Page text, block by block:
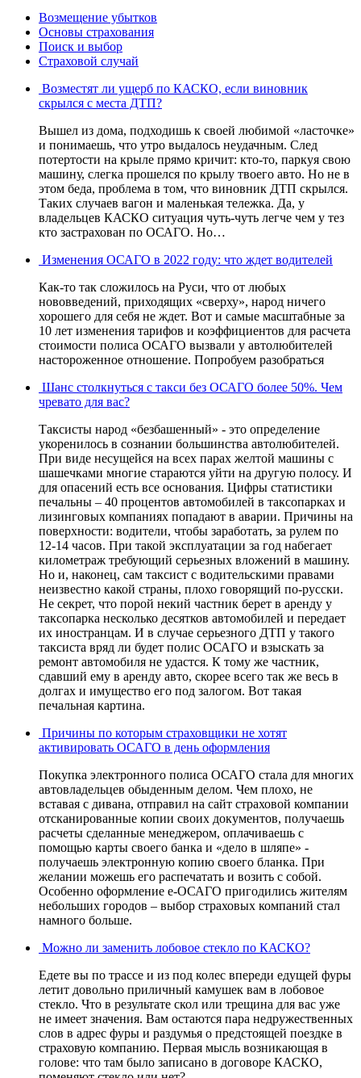
Возмещение убытков
Основы страхования
Поиск и выбор
Страховой случай
Возместят ли ущерб по КАСКО, если виновник
скрылся с места ДТП?
Вышел из дома, подходишь к своей любимой «ласточке»
и понимаешь, что утро выдалось неудачным. След
потертости на крыле прямо кричит: кто-то, паркуя свою
машину, слегка прошелся по крылу твоего авто. Но не в
этом беда, проблема в том, что виновник ДТП скрылся.
Таких случаев вагон и маленькая тележка. Да, у
владельцев КАСКО ситуация чуть-чуть легче чем у тез
кто застрахован по ОСАГО. Но…
Изменения ОСАГО в 2022 году: что ждет водителей
Как-то так сложилось на Руси, что от любых
нововведений, приходящих «сверху», народ ничего
хорошего для себя не ждет. Вот и самые масштабные за
10 лет изменения тарифов и коэффициентов для расчета
стоимости полиса ОСАГО вызвали у автолюбителей
настороженное отношение. Попробуем разобраться
Шанс столкнуться с такси без ОСАГО более 50%. Чем
чревато для вас?
Таксисты народ «безбашенный» - это определение
укоренилось в сознании большинства автолюбителей.
При виде несущейся на всех парах желтой машины с
шашечками многие стараются уйти на другую полосу. И
для опасений есть все основания. Цифры статистики
печальны – 40 процентов автомобилей в таксопарках и
лизинговых компаниях попадают в аварии. Причины на
поверхности: водители, чтобы заработать, за рулем по
12-14 часов. При такой эксплуатации за год набегает
километраж требующий серьезных вложений в машину.
Но и, наконец, сам таксист с водительскими правами
неизвестно какой страны, плохо говорящий по-русски.
Не секрет, что порой некий частник берет в аренду у
таксопарка несколько десятков автомобилей и передает
их иностранцам. И в случае серьезного ДТП у такого
таксиста вряд ли будет полис ОСАГО и взыскать за
ремонт автомобиля не удастся. К тому же частник,
сдавший ему в аренду авто, скорее всего так же весь в
долгах и имущество его под залогом. Вот такая
печальная картина.
Причины по которым страховщики не хотят
активировать ОСАГО в день оформления
Покупка электронного полиса ОСАГО стала для многих
автовладельцев обыденным делом. Чем плохо, не
вставая с дивана, отправил на сайт страховой компании
отсканированные копии своих документов, получаешь
расчеты сделанные менеджером, оплачиваешь с
помощью карты своего банка и «дело в шляпе» -
получаешь электронную копию своего бланка. При
желании можешь его распечатать и возить с собой.
Особенно оформление е-ОСАГО пригодились жителям
небольших городов – выбор страховых компаний стал
намного больше.
Можно ли заменить лобовое стекло по КАСКО?
Едете вы по трассе и из под колес впереди едущей фуры
летит довольно приличный камушек вам в лобовое
стекло. Что в результате скол или трещина для вас уже
не имеет значения. Вам остаются пара недружественных
слов в адрес фуры и раздумья о предстоящей поездке в
страховую компанию. Первая мысль возникающая в
голове: что там было записано в договоре КАСКО,